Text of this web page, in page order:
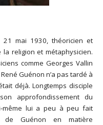
mai 1930, théoricien et
religion et métaphysicien.
comme Georges Vallin
Guénon n’a pas tardé à
déjà. Longtemps disciple
approfondissement du
même lui a peu à peu fait
de Guénon en matière